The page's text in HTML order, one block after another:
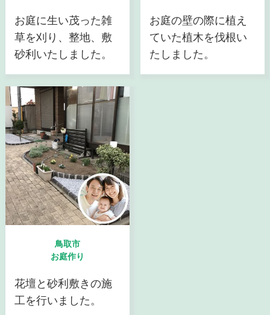
お庭に生い茂った雑
草を刈り、整地、敷
砂利いたしました。
お庭の壁の際に植え
ていた植木を伐根い
たしました。
鳥取市
お庭作り
花壇と砂利敷きの施
工を行いました。